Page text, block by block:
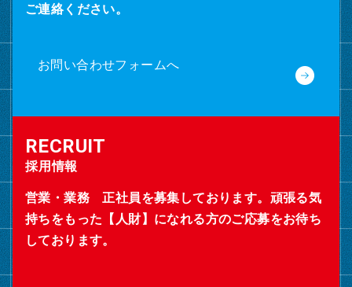
ご連絡ください。
お問い合わせフォームへ
採用情報
営業・業務 正社員を募集しております。頑張る気
持ちをもった【人財】になれる方のご応募をお待ち
しております。